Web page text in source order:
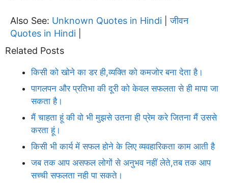
Also See: Unknown Quotes in Hindi |जीवन
Quotes in Hindi
Related Posts
किसी को खोने का डर ही,व्यक्ति को कमजोर बना देता है।
पागलपन और प्रतिभा की दूरी को केवल सफलता से ही मापा जा
सकता है।
मैं चाहता हूं की वो भी मुझसे उतना ही प्रेम करे जितना मैं उससे
करता हूं।
किसी भी कार्य में सफल होने के लिए व्यवहारिकता काम आती है
जब तक आप असफल लोगों से अनुभव नहीं लेते,तब तक आप
सच्ची सफलता नही पा सकते।